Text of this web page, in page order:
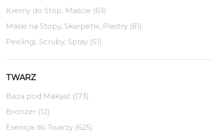
Kremy do Stóp, Maście (63)
Maski na Stopy, Skarpetki, Plastry (81)
Peelingi, Scruby, Spray (51)
TWARZ
Baza pod Makijaż (173)
Bronzer (12)
Esencja do Twarzy (625)